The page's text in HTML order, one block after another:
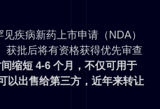
疾病新药上市申请（NDA）
获批后将有资格获得优先审查
缩短 4-6 个月，不仅可用于
以出售给第三方，近年来转让